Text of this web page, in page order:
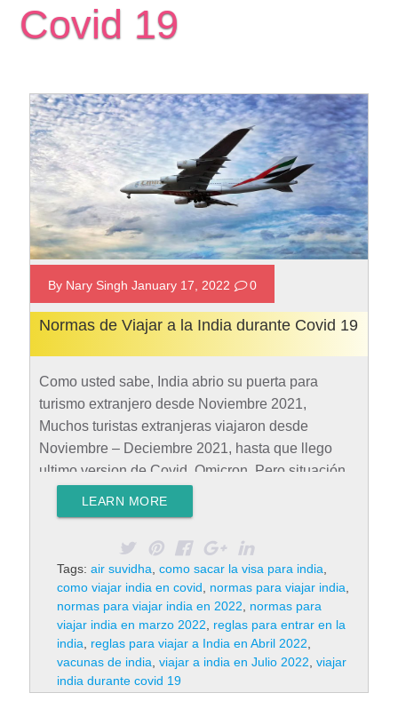
Covid 19
By Nary Singh January 17, 2022 0
Normas de Viajar a la India durante Covid 19
Como usted sabe, India abrio su puerta para
turismo extranjero desde Noviembre 2021,
Muchos turistas extranjeras viajaron desde
Noviembre – Deciembre 2021, hasta que llego
ultimo version de Covid, Omicron. Pero situación
población de la India están vacunados por los dos
vacunas Covidshield y Covaxin que ayudo,
cumplir sistema de vacunación tan rápido que
otros Países. Los dos vacunas de la India
Covidshield y Covaxin están registrado por WHO.
Visa para la India: Para Viajar a la India Durante
Covid,…Rad More
LEARN MORE
Tags: air suvidha como sacar la visa para india
como viajar india en covid
normas para viajar india
normas para viajar india en 2022
normas para
viajar india en marzo 2022
reglas para entrar en la
india
reglas para viajar a India en Abril 2022
vacunas de india viajar a india en Julio 2022 viajar
india durante covid 19